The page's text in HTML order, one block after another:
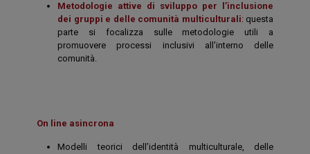
Metodologie attive di sviluppo per l’inclusione
dei gruppi e delle comunità multiculturali: questa
parte si focalizza sulle metodologie utili a
promuovere processi inclusivi all'interno delle
comunità.
On line asincrona
Modelli teorici dell’identità multiculturale, delle